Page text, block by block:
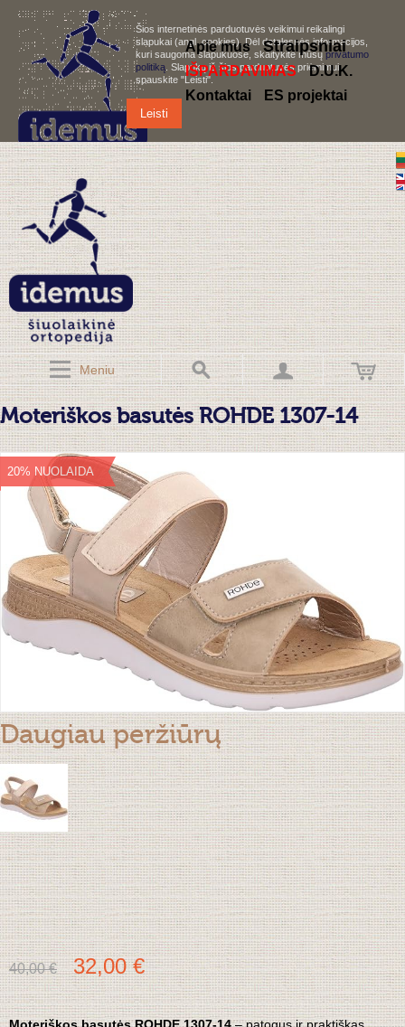
Šios internetinės parduotuvės veikimui reikalingi
slapukai (angl. cookies). Dėl detalesnės informacijos,
kuri saugoma slapukuose, skaitykite mūsųprivatumo
politiką . Slapukų iš šios parduotuvės priėmimui,
spauskite "Leisti".
Leisti
Meniu
Apie mus Straipsniai
IŠPARDAVIMAS
D.U.K.
Kontaktai
ES projektai
Moteriškos basutės ROHDE 1307-14
20% NUOLAIDA
Daugiau peržiūrų
40,00 € 32,00 €